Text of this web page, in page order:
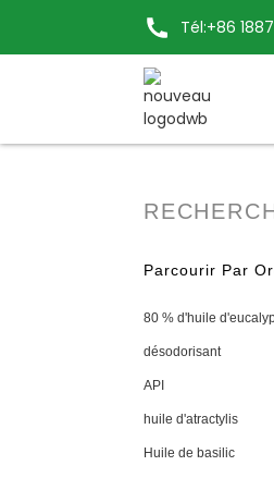
Tél:+86
Parcourir Par
80 % d'huile
désodorisant
API
huile d'atractylis
Huile de basilic